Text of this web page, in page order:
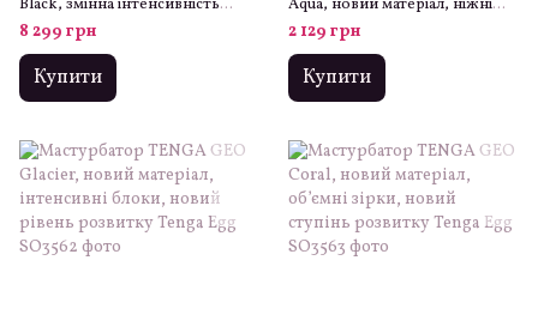
Black, змінна інтенсивність
стимуляції, розкладний
8 299 грн
Купити
Aqua, новий матеріал, ніжні
хвилі, новий ступінь розвитку
Tenga Egg
2 129 грн
Купити